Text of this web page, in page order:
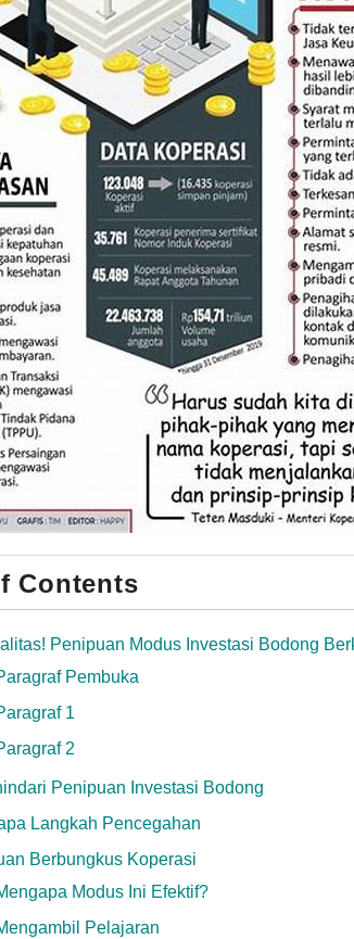
Contents
Penipuan Modus Investasi Bodong
Pembuka
1
2
Penipuan Investasi Bodong
Langkah Pencegahan
Berbungkus Koperasi
Modus Ini Efektif?
Pelajaran